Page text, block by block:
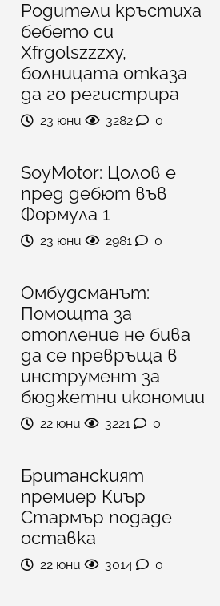
Родители кръстиха
бебето си
Xfrgolszzzxy,
болницата отказа
да го регистрира
23 юни 3282 0
SoyMotor: Цолов е
пред дебют във
Формула 1
23 юни 2981 0
Омбудсманът:
Помощта за
отопление не бива
да се превръща в
инструмент за
бюджетни икономии
22 юни 3221 0
Британският
премиер Киър
Стармър подаде
оставка
22 юни 3014 0